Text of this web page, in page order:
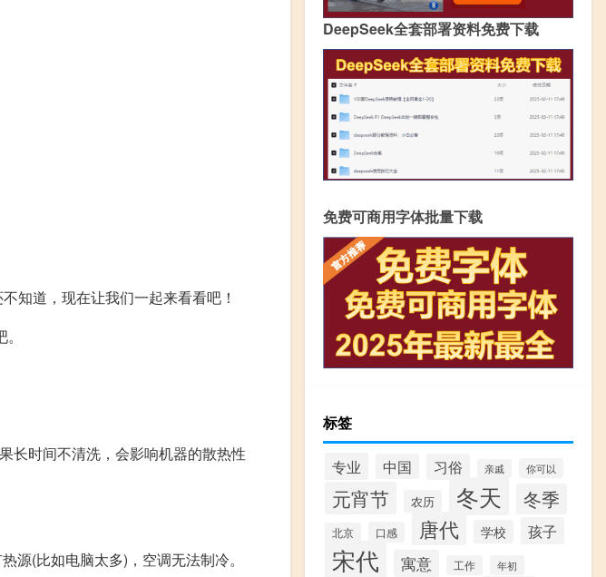
知道，现在让我们一起来看看吧！
长时间不清洗，会影响机器的散热性
源(比如电脑太多)，空调无法制冷。
DeepSeek全套部署资料免费下载
免费可商用字体批量下载
标签
专业 中国 习俗 亲戚 你可以
元宵节 农历 冬天 冬季
北京 口感 唐代 学校 孩子
宋代 寓意 工作 年初